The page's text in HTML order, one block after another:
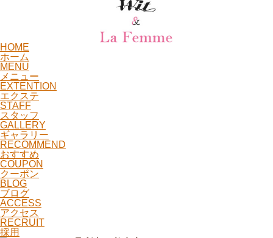
HOME
ホーム
MENU
メニュー
EXTENTION
エクステ
STAFF
スタッフ
GALLERY
ギャラリー
RECOMMEND
おすすめ
COUPON
クーポン
BLOG
ブログ
ACCESS
アクセス
RECRUIT
採用